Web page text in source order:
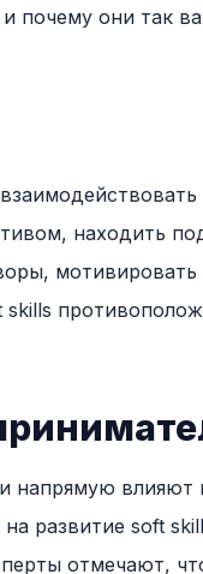
почему они так
находить
мотивировать
skills
напрямую влияют
развитие soft
отмечают,